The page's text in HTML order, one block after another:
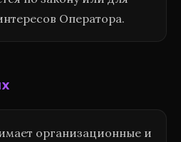
Оператора.
организационные и